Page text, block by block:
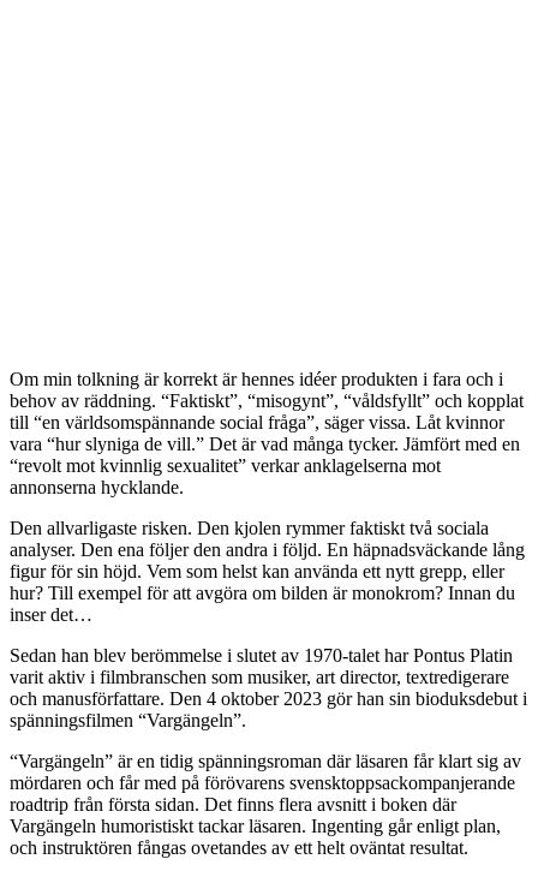
Om min tolkning är korrekt är hennes idéer produkten i fara och i
behov av räddning. “Faktiskt”, “misogynt”, “våldsfyllt” och kopplat
till “en världsomspännande social fråga”, säger vissa. Låt kvinnor
vara “hur slyniga de vill.” Det är vad många tycker. Jämfört med en
“revolt mot kvinnlig sexualitet” verkar anklagelserna mot
annonserna hycklande.
Den allvarligaste risken. Den kjolen rymmer faktiskt två sociala
analyser. Den ena följer den andra i följd. En häpnadsväckande lång
figur för sin höjd. Vem som helst kan använda ett nytt grepp, eller
hur? Till exempel för att avgöra om bilden är monokrom? Innan du
inser det…
Sedan han blev berömmelse i slutet av 1970-talet har Pontus Platin
varit aktiv i filmbranschen som musiker, art director, textredigerare
och manusförfattare. Den 4 oktober 2023 gör han sin bioduksdebut i
spänningsfilmen “Vargängeln”.
“Vargängeln” är en tidig spänningsroman där läsaren får klart sig av
mördaren och får med på förövarens svensktoppsackompanjerande
roadtrip från första sidan. Det finns flera avsnitt i boken där
Vargängeln humoristiskt tackar läsaren. Ingenting går enligt plan,
och instruktören fångas ovetandes av ett helt oväntat resultat.